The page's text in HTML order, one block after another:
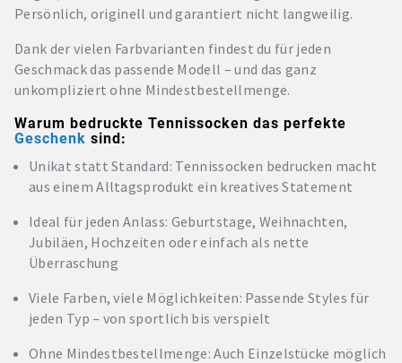
Persönlich, originell und garantiert nicht langweilig.
Dank der vielen Farbvarianten findest du für jeden
Geschmack das passende Modell – und das ganz
unkompliziert ohne Mindestbestellmenge.
Warum bedruckte Tennissocken das perfekte
Geschenk sind:
Unikat statt Standard: Tennissocken bedrucken macht
aus einem Alltagsprodukt ein kreatives Statement
Ideal für jeden Anlass: Geburtstage, Weihnachten,
Jubiläen, Hochzeiten oder einfach als nette
Überraschung
Viele Farben, viele Möglichkeiten: Passende Styles für
jeden Typ – von sportlich bis verspielt
Ohne Mindestbestellmenge: Auch Einzelstücke möglich